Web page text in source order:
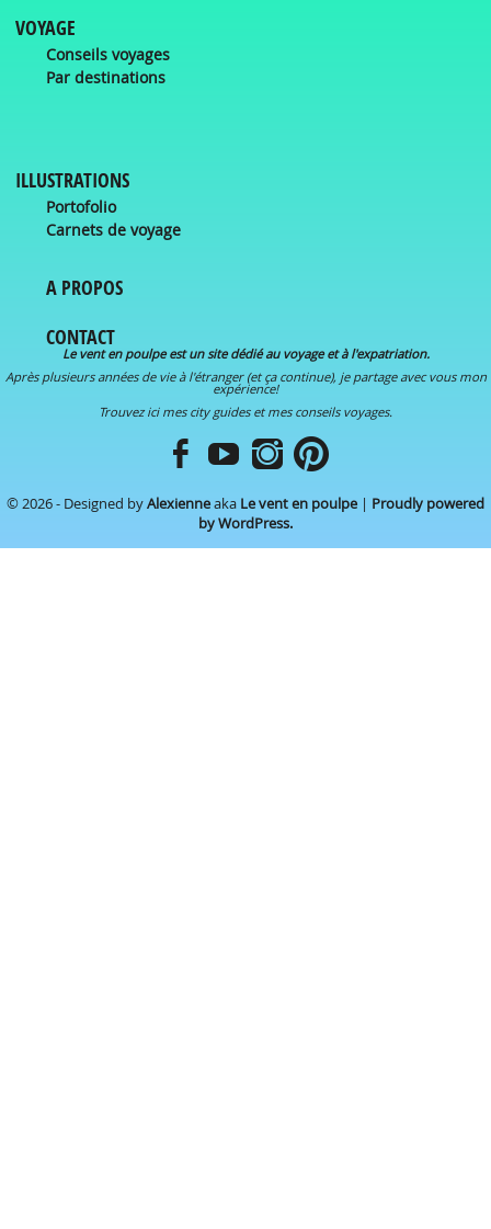
VOYAGE
Conseils voyages
Par destinations
ILLUSTRATIONS
Portofolio
Carnets de voyage
A PROPOS
CONTACT
Le vent en poulpe est un site dédié au voyage et à l'expatriation.
Après plusieurs années de vie à l'étranger (et ça continue), je partage avec vous mon
expérience!
Trouvez ici mes city guides et mes conseils voyages.
© 2026 - Designed byAlexienneaka Le vent en poulpe | Proudly powered
by WordPress.